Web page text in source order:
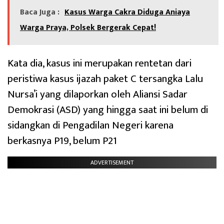
Baca Juga : Kasus Warga Cakra Diduga Aniaya
Warga Praya, Polsek Bergerak Cepat!
Kata dia, kasus ini merupakan rentetan dari
peristiwa kasus ijazah paket C tersangka Lalu
Nursa’i yang dilaporkan oleh Aliansi Sadar
Demokrasi (ASD) yang hingga saat ini belum di
sidangkan di Pengadilan Negeri karena
berkasnya P19, belum P21
ADVERTISEMENT